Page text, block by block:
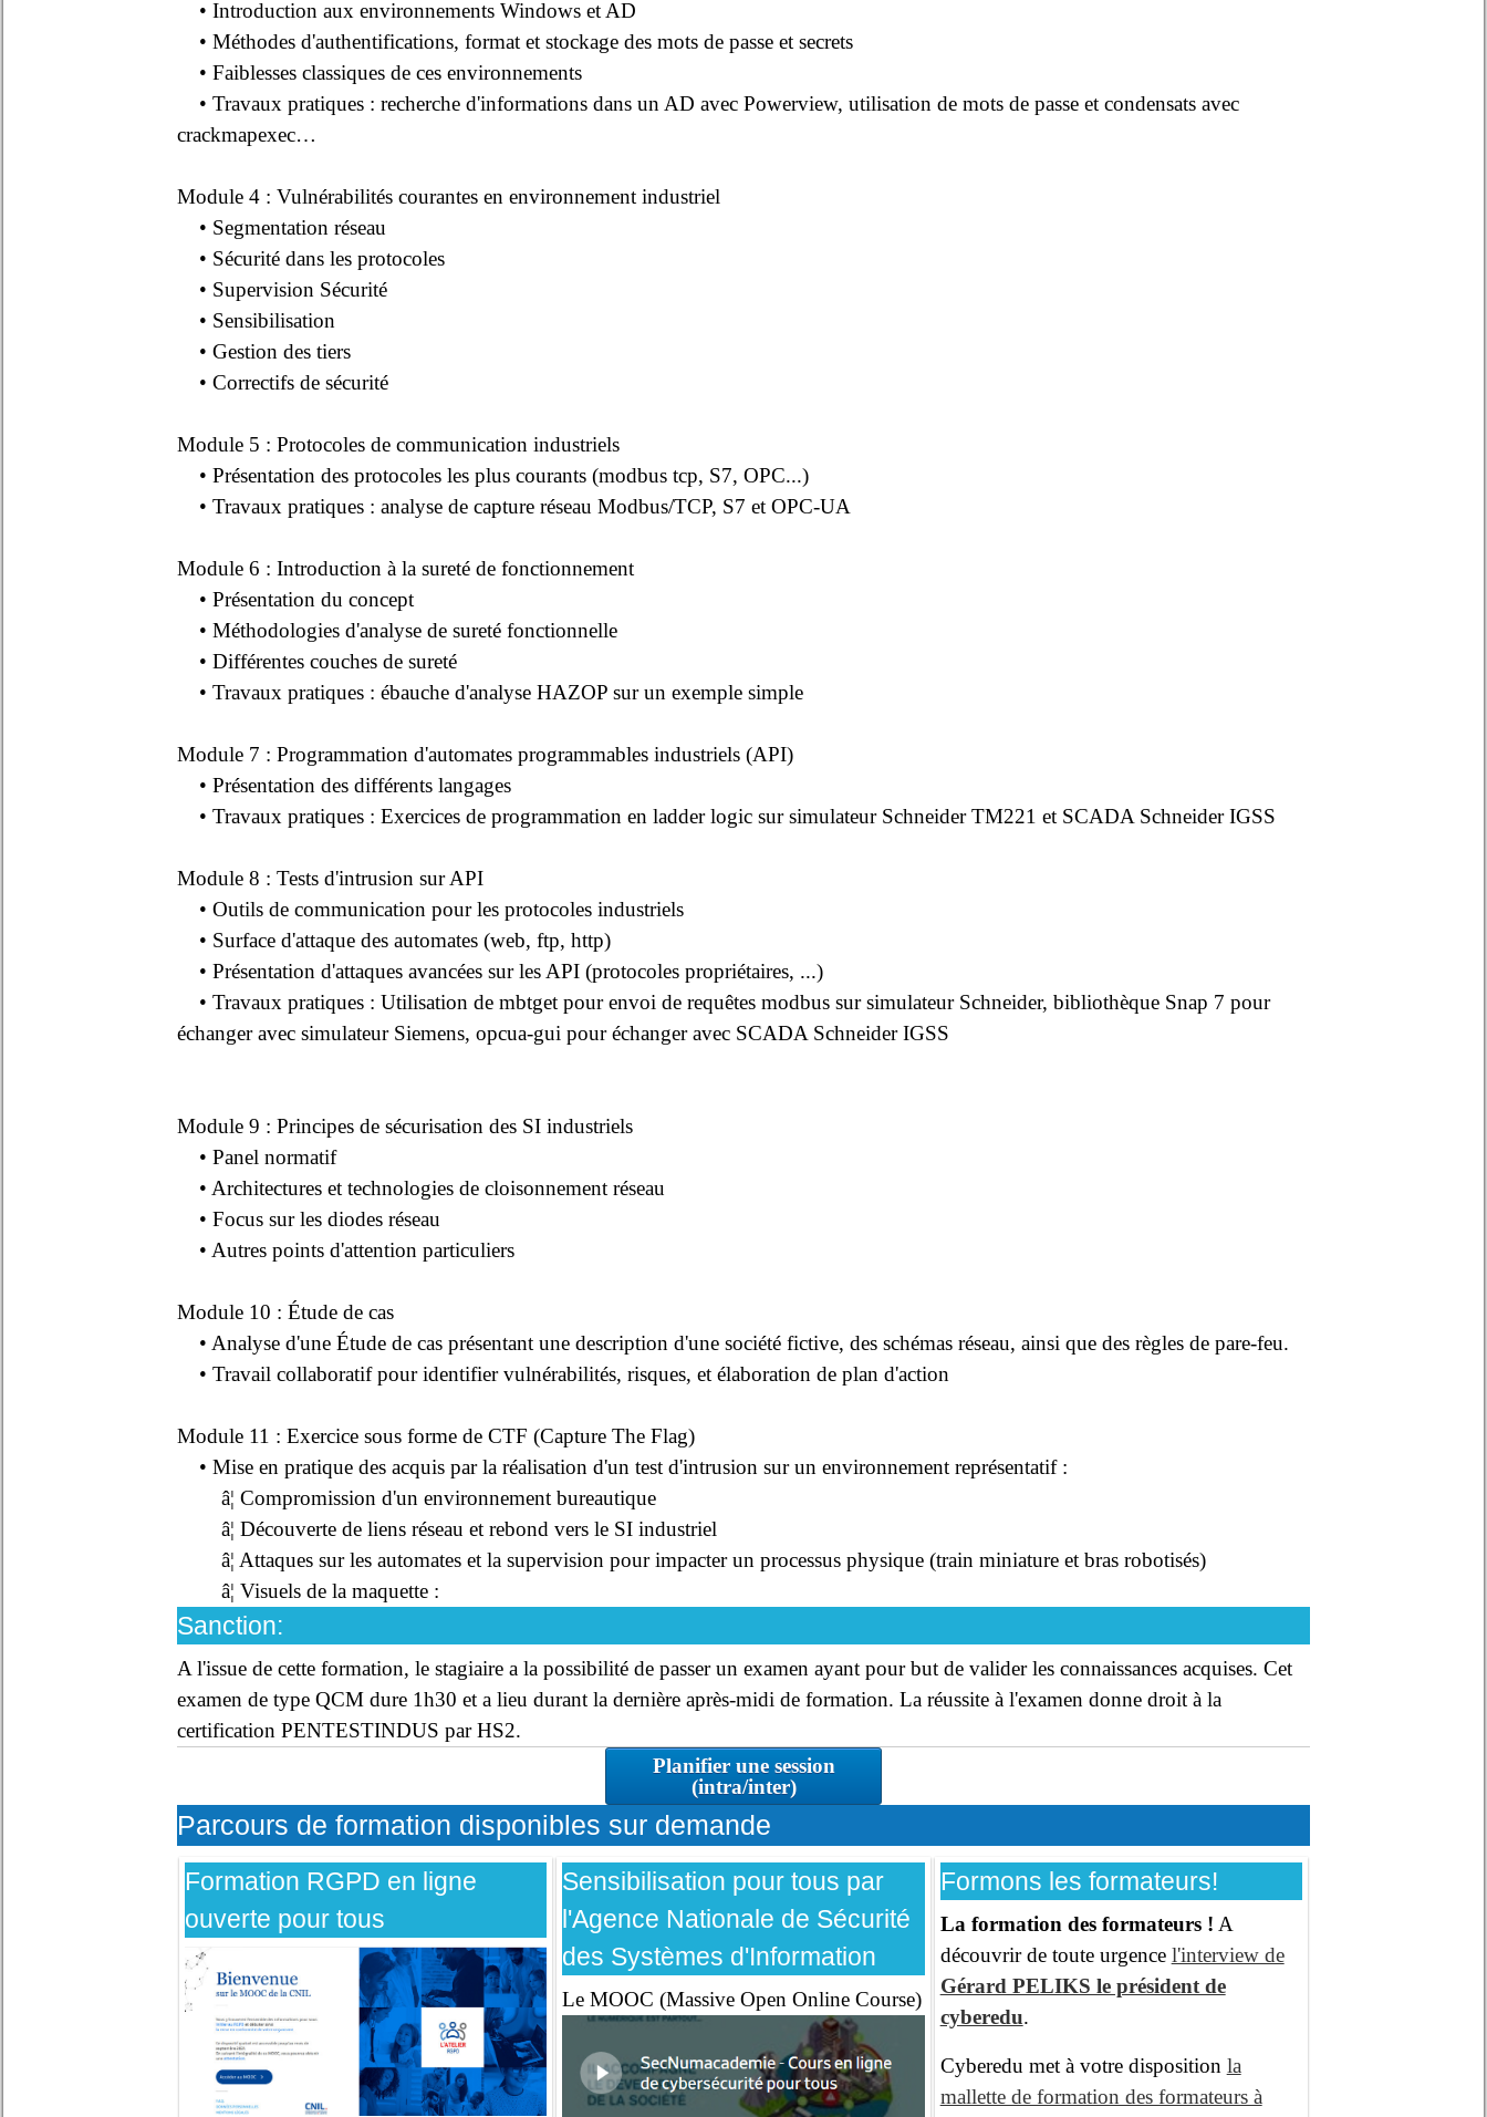
• Introduction aux environnements Windows et AD
• Méthodes d'authentifications, format et stockage des mots de passe et secrets
• Faiblesses classiques de ces environnements
• Travaux pratiques : recherche d'informations dans un AD avec Powerview, utilisation de mots de passe et condensats avec
crackmapexec…
Module 4 : Vulnérabilités courantes en environnement industriel
• Segmentation réseau
• Sécurité dans les protocoles
• Supervision Sécurité
• Sensibilisation
• Gestion des tiers
• Correctifs de sécurité
Module 5 : Protocoles de communication industriels
• Présentation des protocoles les plus courants (modbus tcp, S7, OPC...)
• Travaux pratiques : analyse de capture réseau Modbus/TCP, S7 et OPC-UA
Module 6 : Introduction à la sureté de fonctionnement
• Présentation du concept
• Méthodologies d'analyse de sureté fonctionnelle
• Différentes couches de sureté
• Travaux pratiques : ébauche d'analyse HAZOP sur un exemple simple
Module 7 : Programmation d'automates programmables industriels (API)
• Présentation des différents langages
• Travaux pratiques : Exercices de programmation en ladder logic sur simulateur Schneider TM221 et SCADA Schneider IGSS
Module 8 : Tests d'intrusion sur API
• Outils de communication pour les protocoles industriels
• Surface d'attaque des automates (web, ftp, http)
• Présentation d'attaques avancées sur les API (protocoles propriétaires, ...)
• Travaux pratiques : Utilisation de mbtget pour envoi de requêtes modbus sur simulateur Schneider, bibliothèque Snap 7 pour
échanger avec simulateur Siemens, opcua-gui pour échanger avec SCADA Schneider IGSS
Module 9 : Principes de sécurisation des SI industriels
• Panel normatif
• Architectures et technologies de cloisonnement réseau
• Focus sur les diodes réseau
• Autres points d'attention particuliers
Module 10 : Étude de cas
• Analyse d'une Étude de cas présentant une description d'une société fictive, des schémas réseau, ainsi que des règles de pare-feu.
• Travail collaboratif pour identifier vulnérabilités, risques, et élaboration de plan d'action
Module 11 : Exercice sous forme de CTF (Capture The Flag)
• Mise en pratique des acquis par la réalisation d'un test d'intrusion sur un environnement représentatif :
â¦ Compromission d'un environnement bureautique
â¦ Découverte de liens réseau et rebond vers le SI industriel
â¦ Attaques sur les automates et la supervision pour impacter un processus physique (train miniature et bras robotisés)
â¦ Visuels de la maquette :
Sanction:
A l'issue de cette formation, le stagiaire a la possibilité de passer un examen ayant pour but de valider les connaissances acquises. Cet
examen de type QCM dure 1h30 et a lieu durant la dernière après-midi de formation. La réussite à l'examen donne droit à la
certification PENTESTINDUS par HS2.
Planifier une session
(intra/inter)
Parcours de formation disponibles sur demande
Formation RGPD en ligne
ouverte pour tous
Sensibilisation pour tous par
l'Agence Nationale de Sécurité
des Systèmes d'Information
Le MOOC (Massive Open Online Course)
Formons les formateurs!
La formation des formateurs ! A
découvrir de toute urgence l'interview de
Gérard PELIKS le président de
cyberedu.
Cyberedu met à votre disposition la
mallette de formation des formateurs à